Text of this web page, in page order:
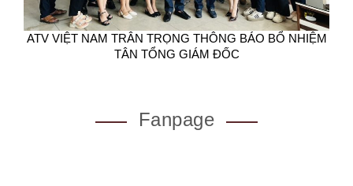
ATV VIỆT NAM TRÂN TRỌNG THÔNG BÁO BỔ NHIỆM
TÂN TỔNG GIÁM ĐỐC
Fanpage